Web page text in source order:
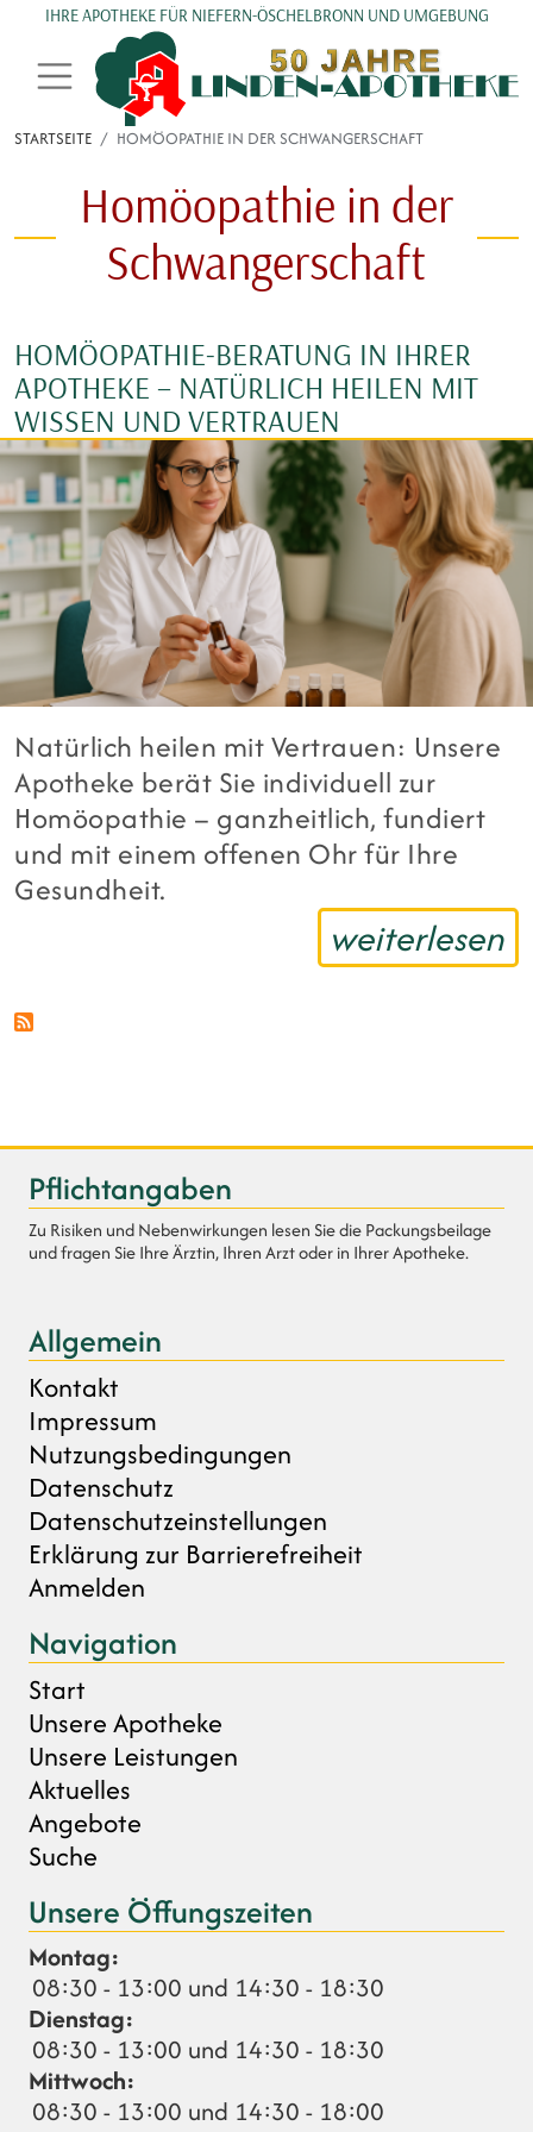
Direkt zum Inhalt
IHRE APOTHEKE FÜR NIEFERN-ÖSCHELBRONN UND UMGEBUNG
STARTSEITE HOMÖOPATHIE IN DER SCHWANGERSCHAFT
Homöopathie in der
Schwangerschaft
HOMÖOPATHIE-BERATUNG IN IHRER
APOTHEKE – NATÜRLICH HEILEN MIT
WISSEN UND VERTRAUEN
Natürlich heilen mit Vertrauen: Unsere
Apotheke berät Sie individuell zur
Homöopathie – ganzheitlich, fundiert
und mit einem offenen Ohr für Ihre
Gesundheit.
weiterlesen
Pflichtangaben
Zu Risiken und Nebenwirkungen lesen Sie die Packungsbeilage
und fragen Sie Ihre Ärztin, Ihren Arzt oder in Ihrer Apotheke.
Allgemein
Kontakt
Impressum
Nutzungsbedingungen
Datenschutz
Datenschutzeinstellungen
Erklärung zur Barrierefreiheit
Anmelden
Navigation
Start
Unsere Apotheke
Unsere Leistungen
Aktuelles
Angebote
Suche
Unsere Öffungszeiten
Montag:
08:30 - 13:00 und 14:30 - 18:30
Dienstag:
08:30 - 13:00 und 14:30 - 18:30
Mittwoch:
08:30 - 13:00 und 14:30 - 18:00